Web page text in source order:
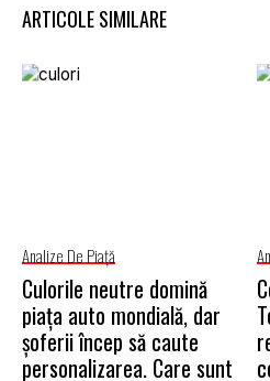
ARTICOLE SIMILARE
Analize De Piață
Culorile neutre domină
piața auto mondială, dar
șoferii încep să caute
personalizarea. Care sunt